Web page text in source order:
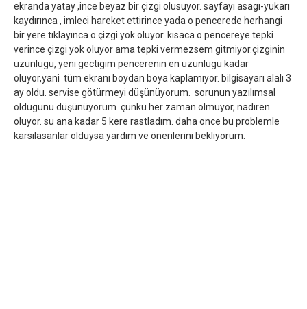
ekranda yatay ,ince beyaz bir çizgi olusuyor. sayfayı asagı-yukarı
kaydırınca , imleci hareket ettirince yada o pencerede herhangi
bir yere tıklayınca o çizgi yok oluyor. kısaca o pencereye tepki
verince çizgi yok oluyor ama tepki vermezsem gitmiyor.çizginin
uzunlugu, yeni gectigim pencerenin en uzunlugu kadar
oluyor,yani tüm ekranı boydan boya kaplamıyor. bilgisayarı alalı 3
ay oldu. servise götürmeyi düşünüyorum. sorunun yazılımsal
oldugunu düşünüyorum çünkü her zaman olmuyor, nadiren
oluyor. su ana kadar 5 kere rastladım. daha once bu problemle
karsılasanlar olduysa yardım ve önerilerini bekliyorum.